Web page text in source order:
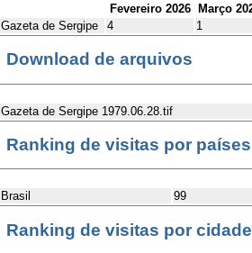
Fevereiro 2026 Março
Gazeta de Sergipe
4 1
Download de arquivos
Gazeta de Sergipe 1979.06.28.tif
Ranking de visitas por países
Brasil 99
Ranking de visitas por